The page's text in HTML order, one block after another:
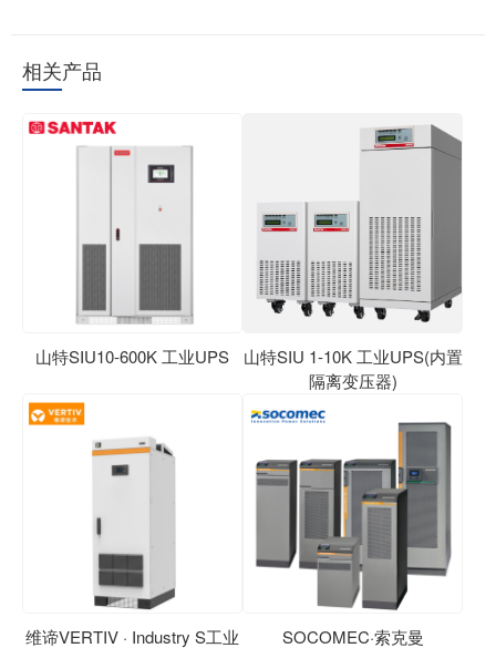
相关产品
山特SIU10-600K 工业UPS
山特SIU 1-10K 工业UPS(内置
隔离变压器)
维谛VERTIV · Industry S工业
SOCOMEC·索克曼